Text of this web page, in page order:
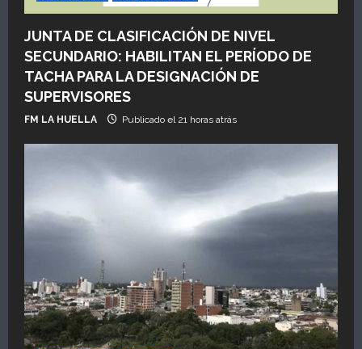
JUNTA DE CLASIFICACIÓN DE NIVEL
SECUNDARIO: HABILITAN EL PERÍODO DE
TACHA PARA LA DESIGNACIÓN DE
SUPERVISORES
FM LA HUELLA Publicado el 21 horas atrás